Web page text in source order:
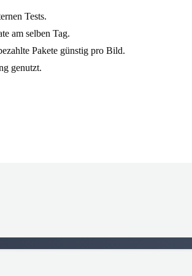
Tests.
am selben Tag.
Pakete günstig pro Bild.
genutzt.